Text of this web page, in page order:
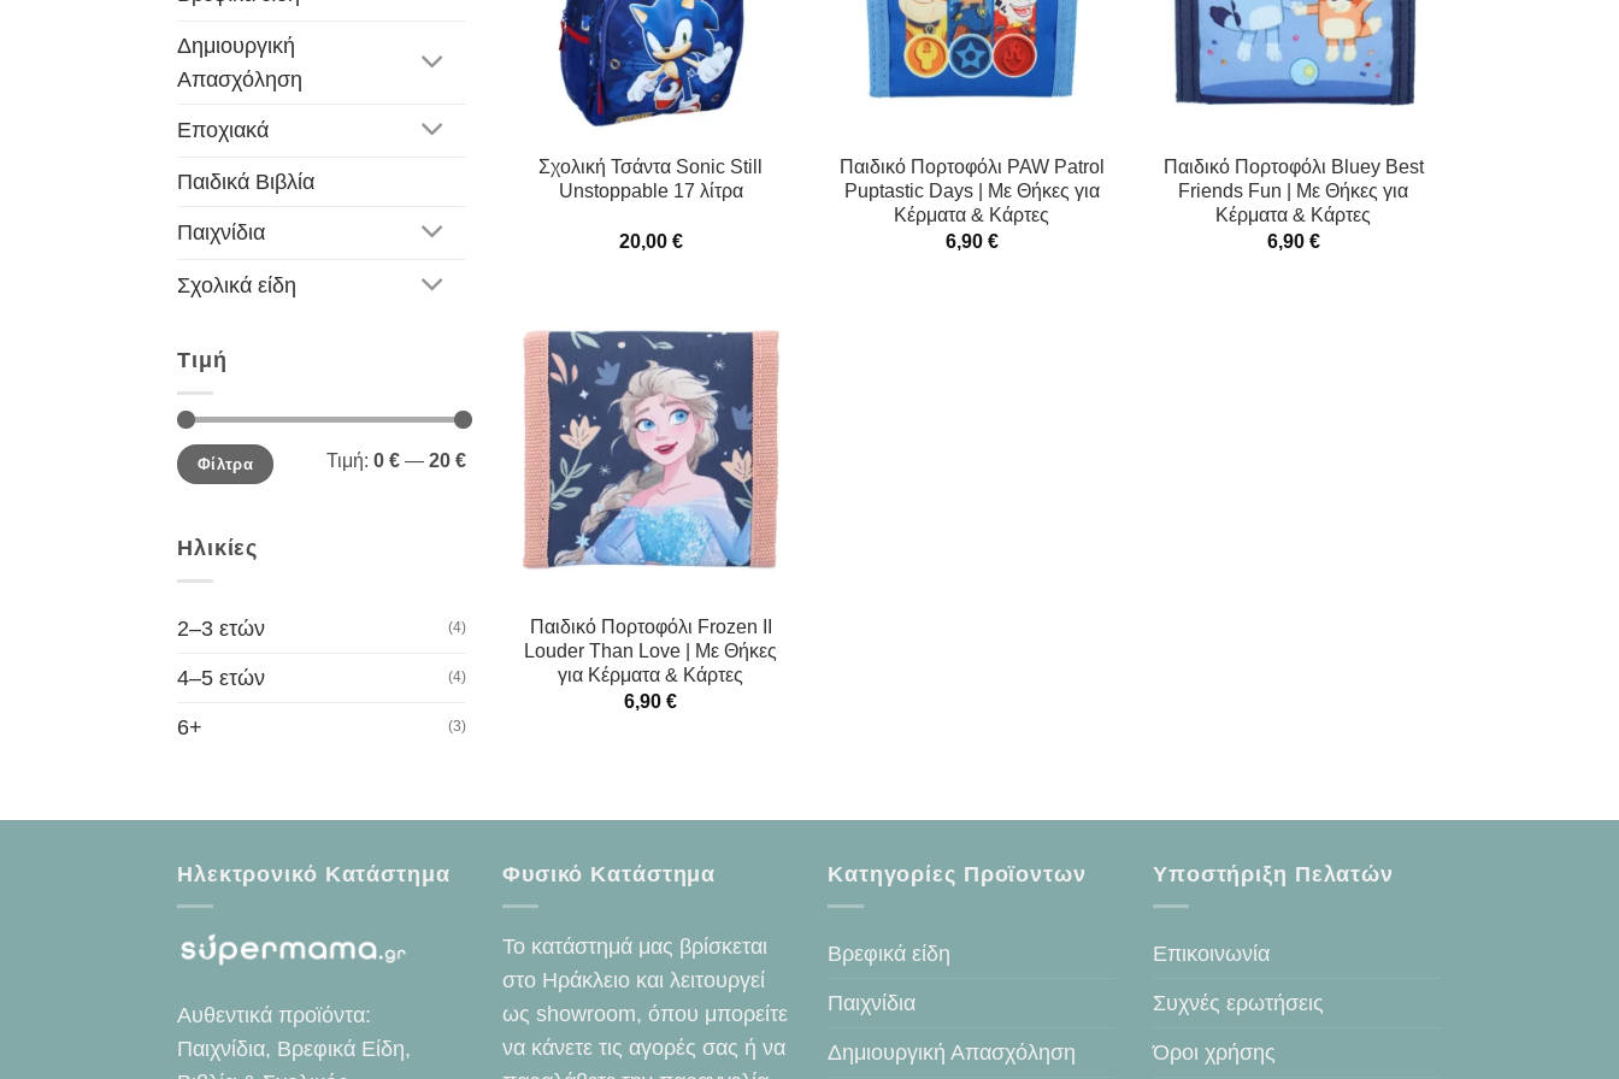
Δημιουργική
Απασχόληση
Εποχιακά
Παιδικά Βιβλία
Παιχνίδια
Σχολικά είδη
Τιμή
Ελάχιστη
τιμή
Μέγιστη
τιμήΦίλτρα Τιμή: 0 € — 20 €
Ηλικίες
2–3 ετών (4)
4–5 ετών (4)
6+ (3)
Σχολική Τσάντα Sonic Still
Unstoppable 17 λίτρα
20,00 €
Παιδικό Πορτοφόλι PAW Patrol
Puptastic Days | Με Θήκες για
Κέρματα & Κάρτες
6,90 €
Παιδικό Πορτοφόλι Bluey Best
Friends Fun | Με Θήκες για
Κέρματα & Κάρτες
6,90 €
Παιδικό Πορτοφόλι Frozen II
Louder Than Love | Με Θήκες
για Κέρματα & Κάρτες
6,90€
Ηλεκτρονικό Κατάστημα
Αυθεντικά προϊόντα:
Παιχνίδια, Βρεφικά Είδη,
Φυσικό Κατάστημα
Το κατάστημά μας βρίσκεται
στο Ηράκλειο και λειτουργεί
ως showroom, όπου μπορείτε
να κάνετε τις αγορές σας ή να
Κατηγορίες Προϊοντων
Βρεφικά είδη
Παιχνίδια
Δημιουργική Απασχόληση
Υποστήριξη Πελατών
Επικοινωνία
Συχνές ερωτήσεις
Όροι χρήσης